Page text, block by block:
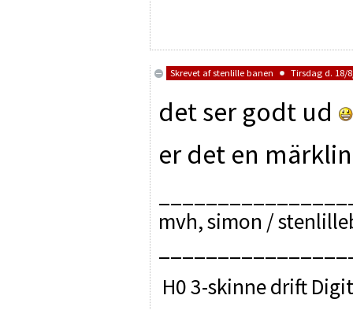
Skrevet af stenlille banen Tirsdag d. 18/
det ser godt ud
er det en
mvh, simon /
H0 3-skinne drift